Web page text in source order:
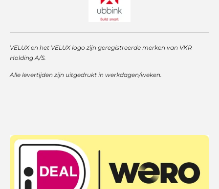
VELUX en het VELUX logo zijn geregistreerde merken van VKR
Holding A/S.
Alle levertijden zijn uitgedrukt in werkdagen/weken.